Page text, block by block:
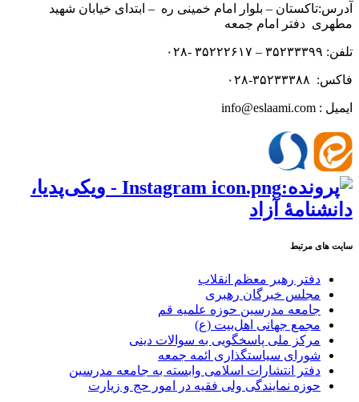
آدرس:تاکستان – بلوار امام خمینی ره – ابتدای خیابان شهید
مطهری دفتر امام جمعه
تلفن: ۳۵۲۳۳۳۹۹ – ۳۵۲۲۲۶۱۷ -۰۲۸
فاکس: ۳۵۲۳۳۳۸۸-۰۲۸
ایمیل : info@eslaami.com
سایت های مرتبط
دفتر رهبر معظم انقلاب
مجلس خبرگان رهبری
جامعه مدرسین حوزه علمیه قم
مجمع جهانی اهل‌بیت (ع)
مرکز ملی پاسخگویی به سوالات دینی
شورای سیاستگذاری ائمه جمعه
دفتر انتشارات اسلامی وابسته به جامعه مدرسین
حوزه نمایندگی ولی فقیه در امور حج و زیارت